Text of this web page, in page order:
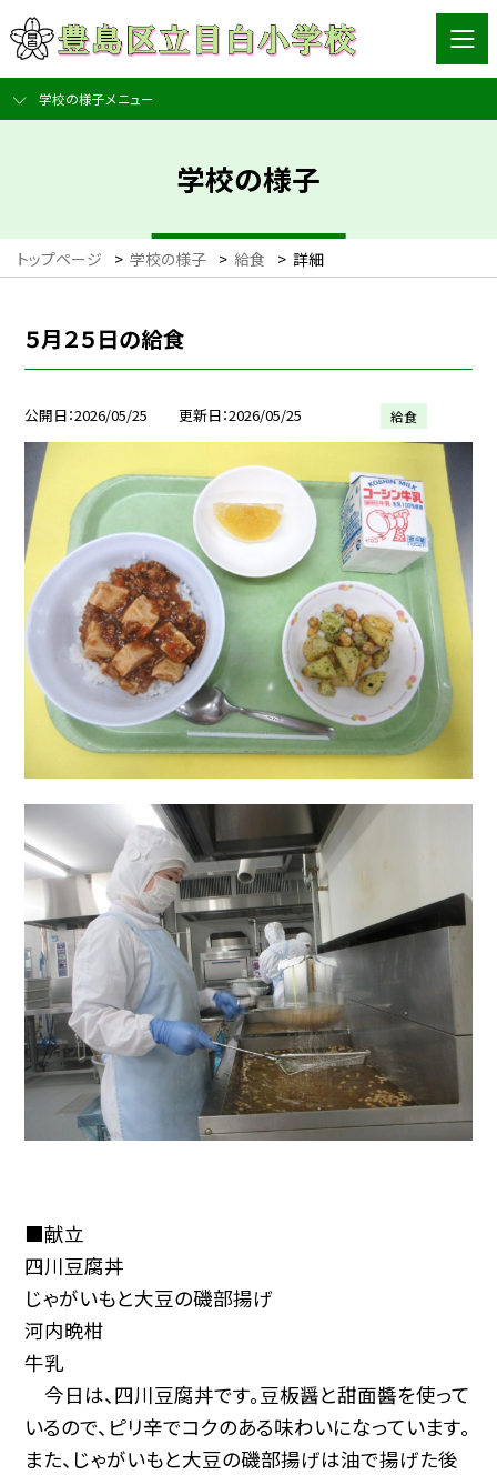
学校の様子メニュー
学校の様子
トップページ > 学校の様子 > 給食 > 詳細
５月２５日の給食
公開日 2026/05/25 更新日 2026/05/25 給食
■献立
四川豆腐丼
じゃがいもと大豆の磯部揚げ
河内晩柑
牛乳
今日は、四川豆腐丼です。豆板醤と甜面醬を使って
いるので、ピリ辛でコクのある味わいになっています。
また、じゃがいもと大豆の磯部揚げは油で揚げた後